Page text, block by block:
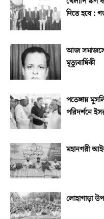
দিতে হবে :
আজ
মৃত্যুবার্ষিকী
পতেঙ্গায়
পরিদর্শনে
মহানগরী
লোহাগাড়া